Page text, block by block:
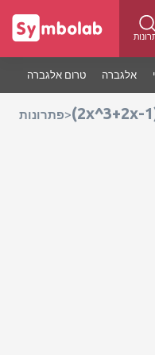
טרום אלגברה אלגברה
פתרונות>(2x^3+2x-